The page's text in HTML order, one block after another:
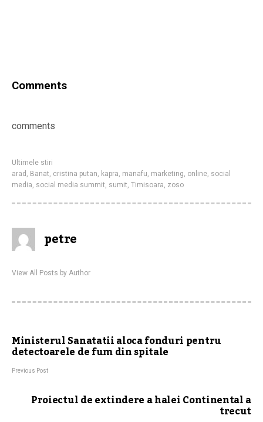
Comments
comments
Ultimele stiri
arad , Banat, cristina putan, kapra, manafu, marketing, online, social
media, social media summit, sumit, Timisoara, zoso
petre
View All Posts by Author
Ministerul Sanatatii aloca fonduri pentru
detectoarele de fum din spitale
Previous Post
Proiectul de extindere a halei Continental a
trecut